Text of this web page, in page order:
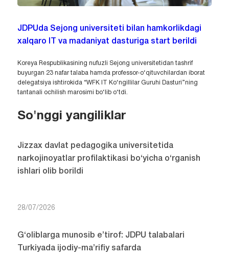
JDPUda Sejong universiteti bilan hamkorlikdagi
xalqaro IT va madaniyat dasturiga start berildi
Koreya Respublikasining nufuzli Sejong universitetidan tashrif
buyurgan 23 nafar talaba hamda professor-o‘qituvchilardan iborat
delegatsiya ishtirokida “WFK IT Ko‘ngillilar Guruhi Dasturi”ning
tantanali ochilish marosimi bo‘lib o‘tdi.
So'nggi yangiliklar
Jizzax davlat pedagogika universitetida
narkojinoyatlar profilaktikasi bo‘yicha o‘rganish
ishlari olib borildi
28/07/2026
G‘oliblarga munosib e’tirof: JDPU talabalari
Turkiyada ijodiy-ma’rifiy safarda